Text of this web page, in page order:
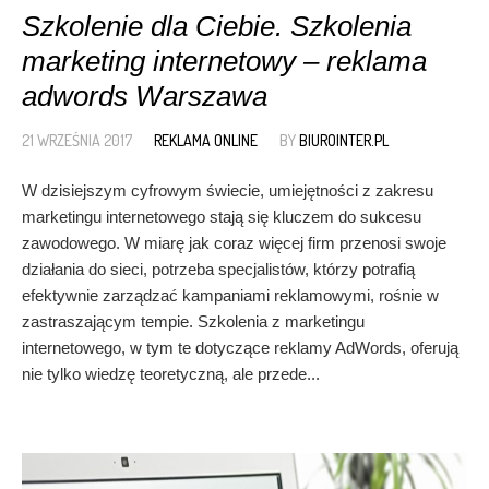
Szkolenie dla Ciebie. Szkolenia
marketing internetowy – reklama
adwords Warszawa
21 WRZEŚNIA 2017 REKLAMA ONLINE BYBIUROINTER.PL
W dzisiejszym cyfrowym świecie, umiejętności z zakresu
marketingu internetowego stają się kluczem do sukcesu
zawodowego. W miarę jak coraz więcej firm przenosi swoje
działania do sieci, potrzeba specjalistów, którzy potrafią
efektywnie zarządzać kampaniami reklamowymi, rośnie w
zastraszającym tempie. Szkolenia z marketingu
internetowego, w tym te dotyczące reklamy AdWords, oferują
nie tylko wiedzę teoretyczną, ale przede...